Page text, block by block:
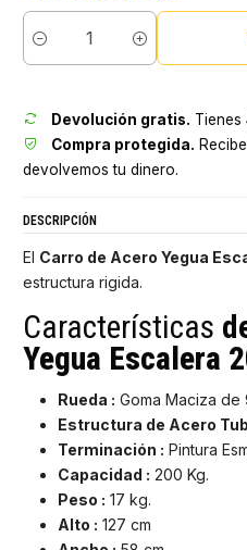
Cantidad
Devolución gratis. Tienes
Compra protegida.
devolvemos tu dinero.
DESCRIPCIÓN
El Carro de Acero Yegua
estructura rigida.
Características
Yegua Escalera
Rueda : Goma Maciza de
Estructura de Acero
Terminación : Pintura
Capacidad : 200 Kg.
Peso : 17 kg.
Alto : 127 cm